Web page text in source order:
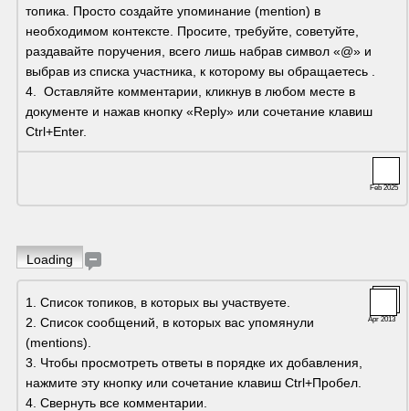
топика. Просто создайте упоминание (mention) в
необходимом контексте. Просите, требуйте, советуйте,
раздавайте поручения, всего лишь набрав символ «@» и
выбрав из списка участника, к которому вы обращаетесь .
4.  Оставляйте комментарии, кликнув в любом месте в
документе и нажав кнопку «Reply» или сочетание клавиш
Ctrl+Enter.
Feb 2025
Loading
Apr 2013
1. Список топиков, в которых вы участвуете.
2. Список сообщений, в которых вас упомянули
(mentions).
3. Чтобы просмотреть ответы в порядке их добавления,
нажмите эту кнопку или сочетание клавиш Ctrl+Пробел.
4. Свернуть все комментарии.